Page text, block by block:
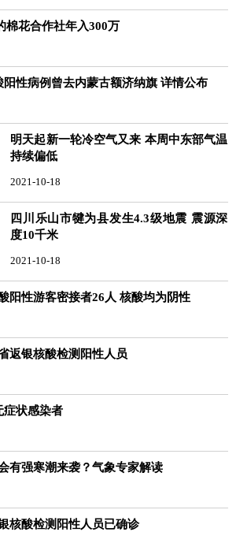
棉花合作社年入300万
阳性病例曾去内蒙古额济纳旗 详情公布
明天起新一轮冷空气又来 本周中东部气温
持续偏低
2021-10-18
四川乐山市犍为县发生4.3级地震 震源深
度10千米
2021-10-18
阳性游客密接者26人 核酸均为阴性
返银核酸检测阳性人员
症状感染者
有强寒潮来袭？气象专家解读
核酸检测阳性人员已确诊